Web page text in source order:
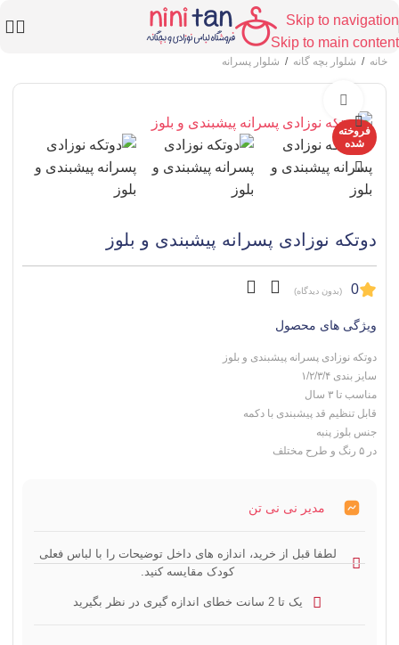
Skip to navigation
Skip to main content
خانه / شلوار بچه گانه / شلوار پسرانه
فروخته
شده
دوتکه نوزادی پسرانه پیشبندی و بلوز
0 (بدون دیدگاه)
ویژگی های محصول
دوتکه نوزادی پسرانه پیشبندی و بلوز
سایز بندی ۱/۲/۳/۴
مناسب تا ۳ سال
قابل تنظیم قد پیشبندی با دکمه
جنس بلوز پنبه
در ۵ رنگ و طرح مختلف
مدیر نی نی تن
لطفا قبل از خرید، اندازه های داخل توضیحات را با لباس فعلی
کودک مقایسه کنید.
یک تا 2 سانت خطای اندازه گیری در نظر بگیرید